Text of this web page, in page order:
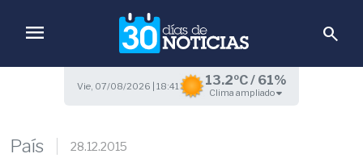
menu search
Vie, 07/08/2026 | 18:41 13.2ºC / 61%
Clima ampliado
País 28.12.2015